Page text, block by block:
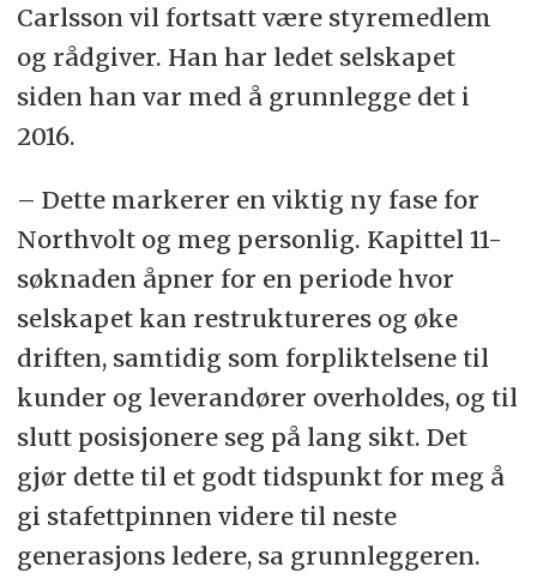
Carlsson vil fortsatt være styremedlem
og rådgiver. Han har ledet selskapet
siden han var med å grunnlegge det i
2016.
– Dette markerer en viktig ny fase for
Northvolt og meg personlig. Kapittel 11-
søknaden åpner for en periode hvor
selskapet kan restruktureres og øke
driften, samtidig som forpliktelsene til
kunder og leverandører overholdes, og til
slutt posisjonere seg på lang sikt. Det
gjør dette til et godt tidspunkt for meg å
gi stafettpinnen videre til neste
generasjons ledere, sa grunnleggeren.